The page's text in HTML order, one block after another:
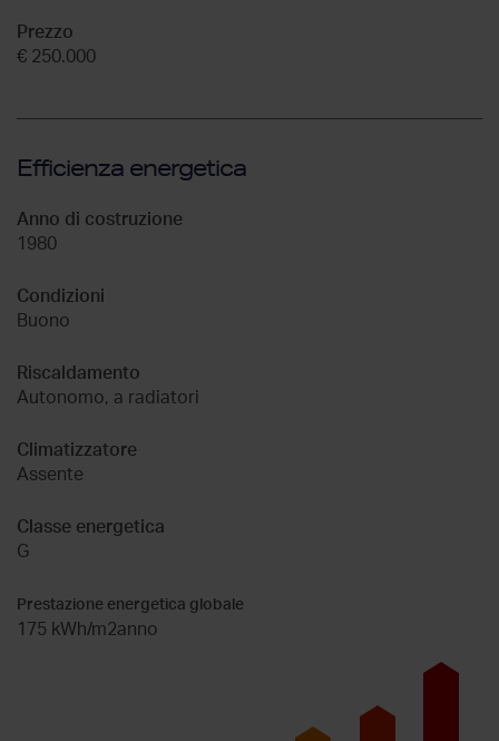
Prezzo
€ 250.000
Efficienza energetica
Anno di costruzione
1980
Condizioni
Buono
Riscaldamento
Autonomo, a radiatori
Climatizzatore
Assente
Classe energetica
G
Prestazione energetica globale
175 kWh/m2anno